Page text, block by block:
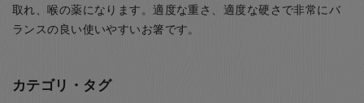
取れ、喉の薬になります。適度な重さ、適度な硬さで非常にバ
ランスの良い使いやすいお箸です。
カテゴリ・タグ